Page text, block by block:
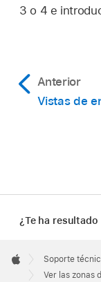
3 o 4 e
Anterior
Vistas de
¿Te ha resultado
Footer

Apple
Soporte
Ver las zonas